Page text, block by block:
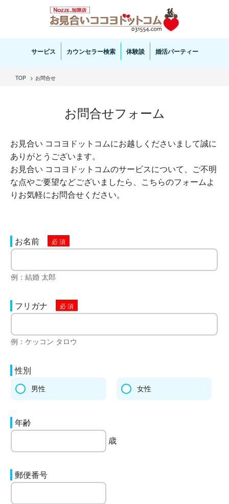
お見合い・結婚相談ならお見合いココヨドットコムへ。専任の結婚カウンセラーがサポートいた
します。
サービス カウンセラー検索 体験談 婚活パーティー
TOP お問合せ
お問合せフォーム
お見合い ココヨドットコムにお越しくださいまして誠に
ありがとうございます。
お見合い ココヨドットコムのサービスについて、ご不明
な点やご要望などございましたら、こちらのフォームよ
りお気軽にお問合せください。
お名前
例：結婚 太郎
フリガナ
例：ケッコン タロウ
性別
男性 女性
年齢
歳
郵便番号